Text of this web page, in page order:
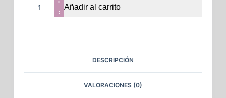
Añadir al carrito
DESCRIPCIÓN
VALORACIONES (0)